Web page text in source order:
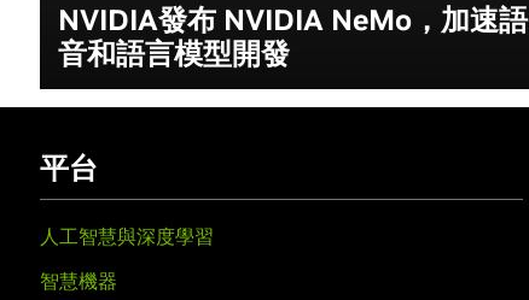
NVIDIA發布 NVIDIA NeMo，加速語
音和語言模型開發
平台
人工智慧與深度學習
智慧機器